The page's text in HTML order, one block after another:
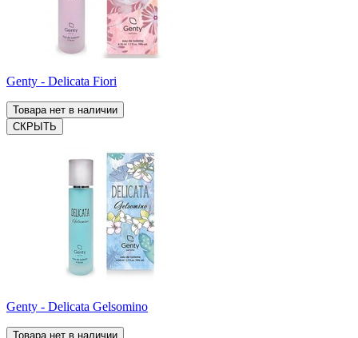
Genty - Delicata Fiori
Товара нет в наличии
СКРЫТЬ
Genty - Delicata Gelsomino
Товара нет в наличии